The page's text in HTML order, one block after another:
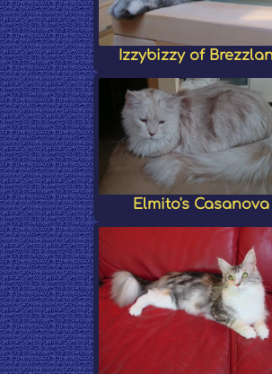
Izzybizzy of
Elmito's Casanova